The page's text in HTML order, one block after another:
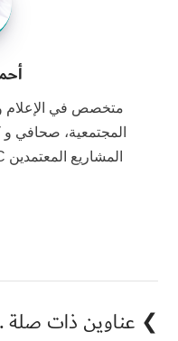
متخصص في الإعلام و
المجتمعية،
❯ عناوين ذات صلة